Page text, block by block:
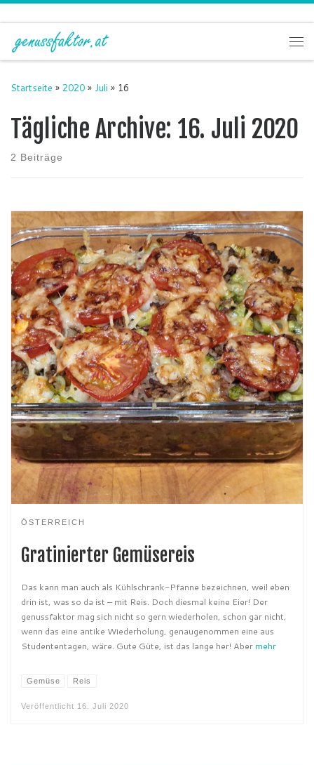
Zum Inhalt springen
Startseite » 2020 » Juli » 16
Tägliche Archive: 16. Juli 2020
2 Beiträge
ÖSTERREICH
Gratinierter Gemüsereis
Das kann man auch als Kühlschrank-Pfanne bezeichnen, weil eben
drin ist, was so da ist – mit Reis. Doch diesmal keine Eier! Der
genussfaktor mag sich nicht so gern wiederholen, schon gar nicht,
wenn das eine antike Wiederholung, genaugenommen eine aus
Studententagen, wäre. Gute Güte, ist das lange her! Aber mehr
Gemüse Reis
Veröffentlicht 16. Juli 2020